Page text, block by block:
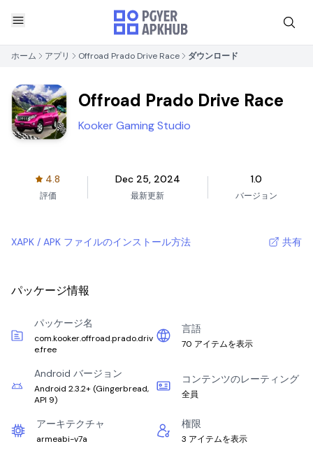
ホーム アプリ Offroad Prado Drive Race ダウンロード
Offroad Prado Drive Race
Kooker Gaming Studio
4.8
評価
Dec 25, 2024
最新更新
1.0
バージョン
XAPK / APK ファイルのインストール方法 共有
パッケージ情報
パッケージ名
com.kooker.offroad.prado.driv
e.free
言語
70 アイテムを表示
Android バージョン
Android 2.3.2+ (Gingerbread,
API 9)
コンテンツのレーティング
全員
アーキテクチャ
armeabi-v7a
権限
3 アイテムを表示